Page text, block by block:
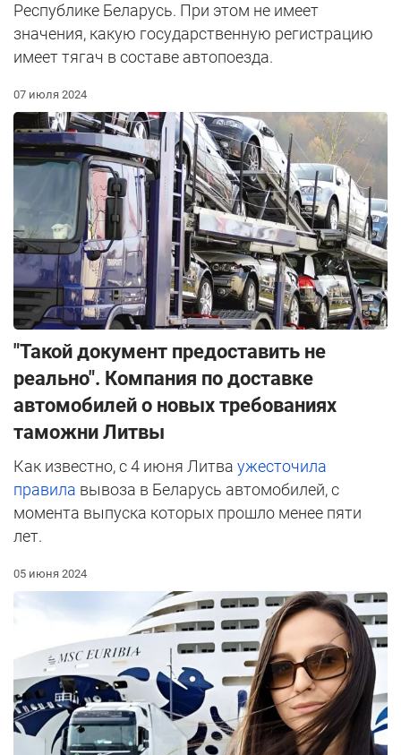
Республике Беларусь. При этом не имеет
значения, какую государственную регистрацию
имеет тягач в составе автопоезда.
07 июля 2024
"Такой документ предоставить не
реально". Компания по доставке
автомобилей о новых требованиях
таможни Литвы
Как известно, с 4 июня Литва ужесточила
правила вывоза в Беларусь автомобилей, с
момента выпуска которых прошло менее пяти
лет.
05 июня 2024